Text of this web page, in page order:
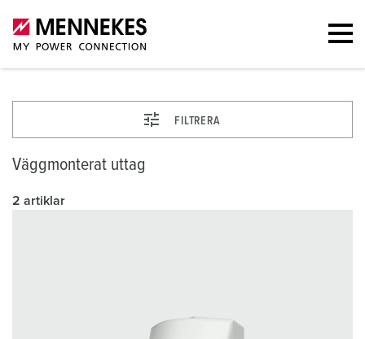
FILTRERA
Väggmonterat uttag
2 artiklar